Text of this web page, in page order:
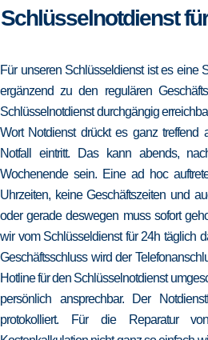
Schlüsselnotdienst
Für unseren Schlüsseldienst ist es eine
ergänzend zu den regulären
Schlüsselnotdienst durchgängig
Wort Notdienst drückt es ganz
Notfall eintritt. Das kann abends,
Wochenende sein. Eine ad hoc
Uhrzeiten, keine Geschäftszeiten und
oder gerade deswegen muss sofort
wir vom Schlüsseldienst für 24h täglich
Geschäftsschluss wird der
Hotline für den Schlüsselnotdienst
persönlich ansprechbar. Der
protokolliert. Für die Reparatur